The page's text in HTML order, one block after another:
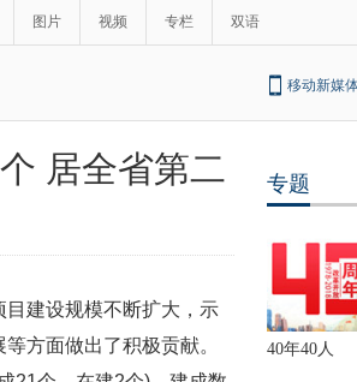
图片 视频 专栏 双语
移动新媒
居全省第二
建设规模不断扩大，示
方面做出了积极贡献。
专题
40年40人